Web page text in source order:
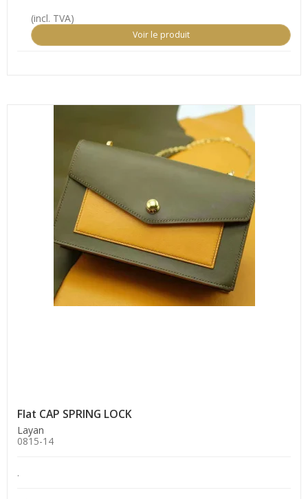
(incl. TVA)
Voir le produit
Flat CAP SPRING LOCK
Layan
0815-14
.